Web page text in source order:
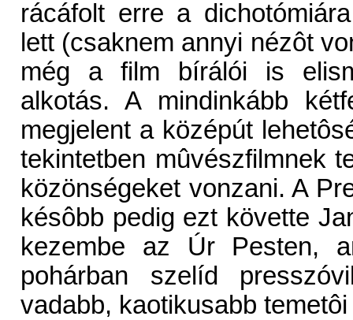
rácáfolt erre a
lett (csaknem annyi nézôt
még a film bírálói is
alkotás. A mindinkább
megjelent a középút
tekintetben mûvészfilmnek
közönségeket vonzani. A
késôbb pedig ezt követte
kezembe az Úr Pesten,
pohárban szelíd
vadabb, kaotikusabb